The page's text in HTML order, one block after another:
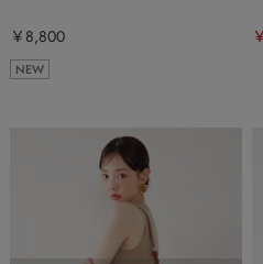
￥8,800
NEW